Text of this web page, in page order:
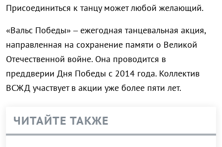
Присоединиться к танцу может любой желающий.
«Вальс Победы» – ежегодная танцевальная акция,
направленная на сохранение памяти о Великой
Отечественной войне. Она проводится в
преддверии Дня Победы с 2014 года. Коллектив
ВСЖД участвует в акции уже более пяти лет.
ЧИТАЙТЕ ТАКЖЕ